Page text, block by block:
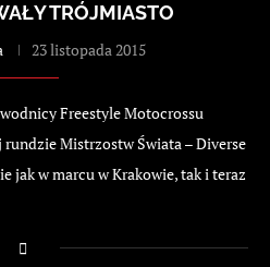
TRÓJMIASTO
23 listopada 2015
Freestyle Motocrossu
Mistrzostw Świata – Diverse
jak w marcu w Krakowie, tak i teraz